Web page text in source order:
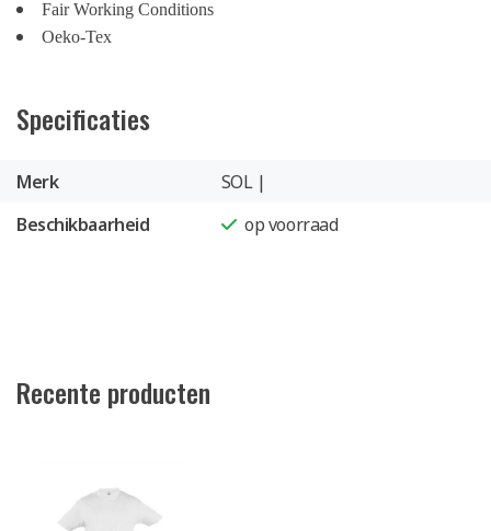
Fair Working Conditions
Oeko-Tex
Specificaties
Merk
SOL |
Beschikbaarheid
op voorraad
Recente producten